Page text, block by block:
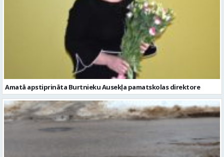
Amatā apstiprināta Burtnieku Ausekļa pamatskolas direktore